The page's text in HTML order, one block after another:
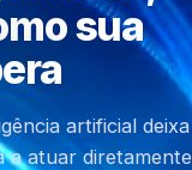
sua
artificial deixa
a atuar diretamente